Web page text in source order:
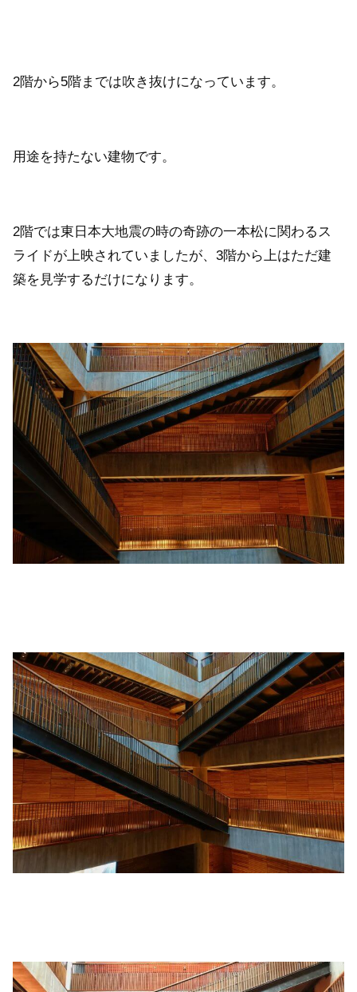
2階から5階までは吹き抜けになっています。
用途を持たない建物です。
2階では東日本大地震の時の奇跡の一本松に関わるス
ライドが上映されていましたが、3階から上はただ建
築を見学するだけになります。